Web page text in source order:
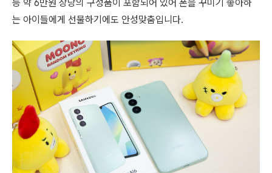
등 약 6만원 상당의 구성품이 포함되어 있어 폰을 꾸미기 좋아하
는 아이들에게 선물하기에도 안성맞춤입니다.